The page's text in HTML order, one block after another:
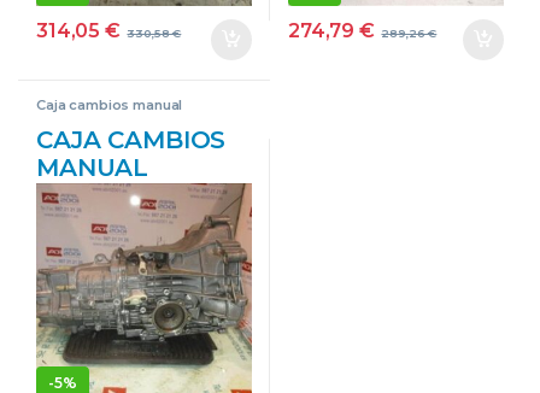
314,05€ 330,58€ 274,79€ 289,26€
Caja cambios manual
CAJA CAMBIOS
MANUAL
VOLKSWAGEN
PASSAT
BERLINA (3B2)
(1996->) 1.9 TDI
ATJ DUK VERDE
TRANSMISION
-5%